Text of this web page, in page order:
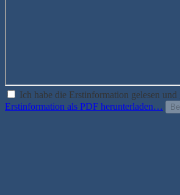
Ich habe die Erstinformation gelesen und
Erstinformation als PDF herunterladen…